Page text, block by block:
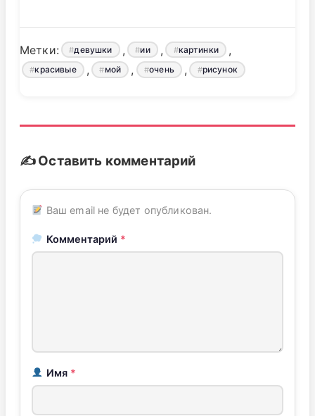
Метки: девушки , ии , картинки ,
красивые , мой , очень , рисунок
✍️ Оставить комментарий
Ваш email не будет опубликован.
Комментарий *
Имя *